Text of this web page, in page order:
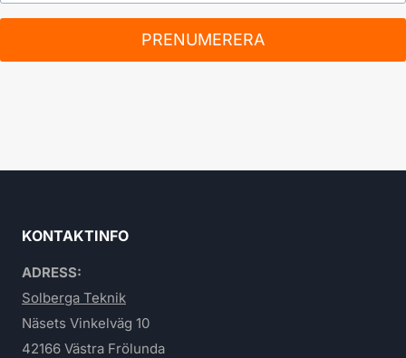
PRENUMERERA
KONTAKTINFO
ADRESS:
Solberga Teknik
Näsets Vinkelväg 10
42166 Västra Frölunda